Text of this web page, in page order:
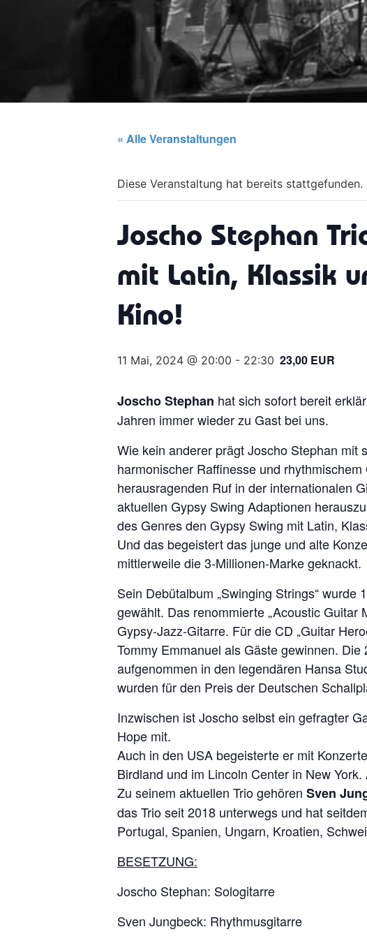
« Alle Veranstaltungen
Diese Veranstaltung hat bereits stattgefunden.
Joscho Stephan
mit Latin, Klassik
Kino!
11 Mai, 2024 @ 20:00 - 22:30 23,00 EUR
Joscho Stephan hat sich sofort bereit
Jahren immer wieder zu Gast bei uns.
Wie kein anderer prägt Joscho Stephan mit
harmonischer Raffinesse und
herausragenden Ruf in der internationalen
aktuellen Gypsy Swing Adaptionen
des Genres den Gypsy Swing mit Latin,
Und das begeistert das junge und alte
mittlerweile die 3-Millionen-Marke geknackt.
Sein Debütalbum „Swinging Strings“
gewählt. Das renommierte „Acoustic
Gypsy-Jazz-Gitarre. Für die CD „Guitar
Tommy Emmanuel als Gäste gewinnen. Die
aufgenommen in den legendären Hansa
wurden für den Preis der Deutschen
Inzwischen ist Joscho selbst ein gefragter
Hope mit.
Auch in den USA begeisterte er mit
Birdland und im Lincoln Center in New
Zu seinem aktuellen Trio gehören Sven
das Trio seit 2018 unterwegs und hat
Portugal, Spanien, Ungarn, Kroatien,
BESETZUNG:
Joscho Stephan: Sologitarre
Sven Jungbeck: Rhythmusgitarre